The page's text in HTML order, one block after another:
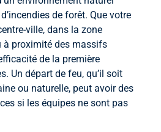
de forêt. Que votre
ville, dans la zone
à proximité des massifs
de la première
Un départ de feu, qu’il soit
ou naturelle, peut avoir des
si les équipes ne sont pas